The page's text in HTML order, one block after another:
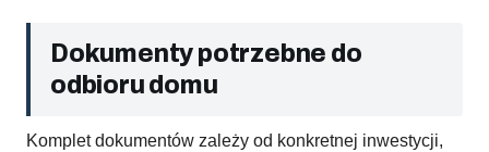
Dokumenty potrzebne do
odbioru domu
Komplet dokumentów zależy od konkretnej inwestycji,